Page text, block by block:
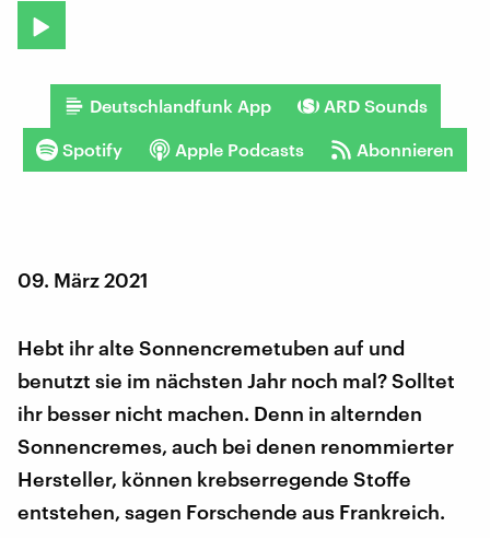
Deutschlandfunk App ARD Sounds
Spotify Apple Podcasts Abonnieren
09. März 2021
Hebt ihr alte Sonnencremetuben auf und
benutzt sie im nächsten Jahr noch mal? Solltet
ihr besser nicht machen. Denn in alternden
Sonnencremes, auch bei denen renommierter
Hersteller, können krebserregende Stoffe
entstehen, sagen Forschende aus Frankreich.